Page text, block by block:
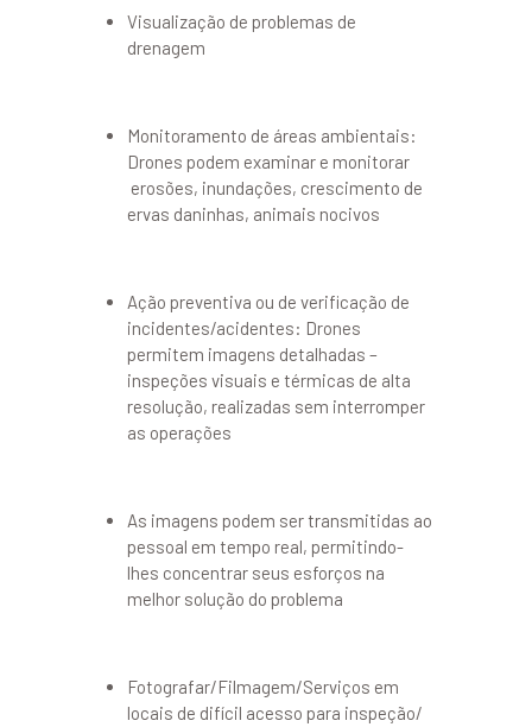
Visualização de problemas de
drenagem
Monitoramento de áreas ambientais:
Drones podem examinar e monitorar
erosões, inundações, crescimento de
ervas daninhas, animais nocivos
Ação preventiva ou de verificação de
incidentes/acidentes: Drones
permitem imagens detalhadas –
inspeções visuais e térmicas de alta
resolução, realizadas sem interromper
as operações
As imagens podem ser transmitidas ao
pessoal em tempo real, permitindo-
lhes concentrar seus esforços na
melhor solução do problema
Fotografar/Filmagem/Serviços em
locais de difícil acesso para inspeção/